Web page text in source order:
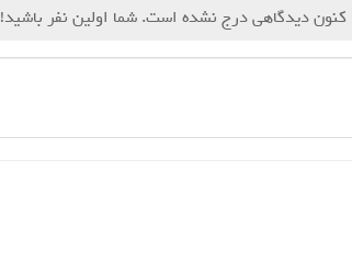
کنون دیدگاهی درج نشده است. شما اولین نفر باشید!